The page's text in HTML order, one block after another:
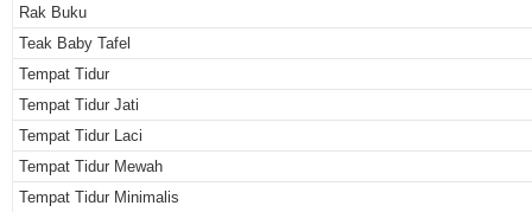
Rak Buku
Teak Baby Tafel
Tempat Tidur
Tempat Tidur Jati
Tempat Tidur Laci
Tempat Tidur Mewah
Tempat Tidur Minimalis